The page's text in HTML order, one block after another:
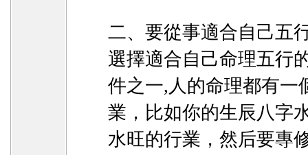
二、要從事適合自己五
選擇適合自己命理五行
件之一,人的命理都有一
業，比如你的生辰八字
水旺的行業，然后要專